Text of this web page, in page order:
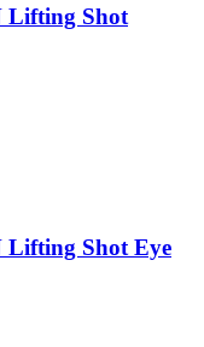
Lifting Shot
Lifting Shot Eye